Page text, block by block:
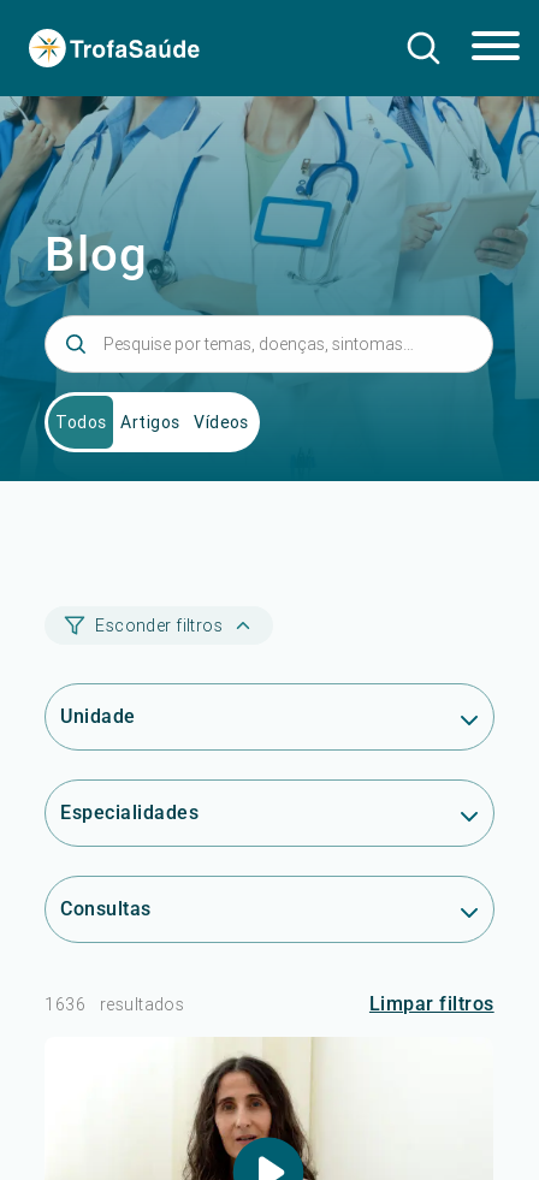
Blog
Todos Artigos Vídeos
Esconder filtros
Unidade
Especialidades
Consultas
1636 resultados Limpar filtros